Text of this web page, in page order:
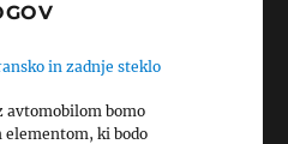
in zadnje steklo
avtomobilom bomo
ki bodo